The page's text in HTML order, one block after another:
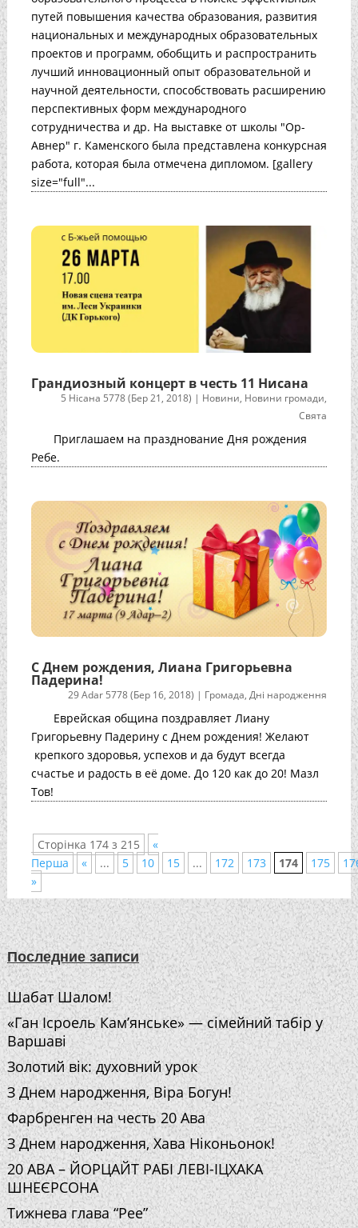
путей повышения качества образования, развития
национальных и международных образовательных
проектов и программ, обобщить и распространить
лучший инновационный опыт образовательной и
научной деятельности, способствовать расширению
перспективных форм международного
сотрудничества и др. На выставке от школы "Ор-
Авнер" г. Каменского была представлена конкурсная
работа, которая была отмечена дипломом. [gallery
size="full"...
Грандиозный концерт в честь 11 Нисана
5 Нісана 5778 (Бер 21, 2018) | Новини, Новини громади,
Свята
Приглашаем на празднование Дня рождения
Ребе.
С Днем рождения, Лиана Григорьевна
Падерина!
29 Adar 5778 (Бер 16, 2018) | Громада,Дні народження
Еврейская община поздравляет Лиану
Григорьевну Падерину с Днем рождения! Желают
крепкого здоровья, успехов и да будут всегда
счастье и радость в её доме. До 120 как до 20! Мазл
Тов!
Сторінка 174 з 215
«
Перша
« ... 5 10 15 ... 172 173 174 175
»
Последние записи
Шабат Шалом!
«Ган Ісроель Кам’янське» — сімейний табір у
Варшаві
Золотий вік: духовний урок
З Днем народження, Віра Богун!
Фарбренген на честь 20 Ава
З Днем народження, Хава Ніконьонок!
20 АВА – ЙОРЦАЙТ РАБІ ЛЕВІ-ІЦХАКА
ШНЕЄРСОНА
Тижнева глава “Рее”